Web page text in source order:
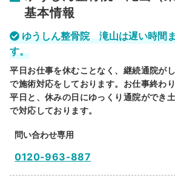
基本情報
ゆうしん整骨院 滝山は遅い時間
す。
平日お仕事を休むことなく、継続通院が
で施術対応をしております。お仕事終わ
平日と、休みの日にゆっくり通院ができ
で対応しております。
問い合わせ専用
0120-963-887